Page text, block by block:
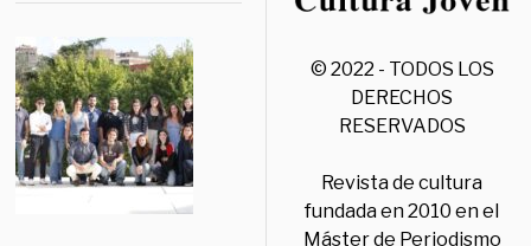
© 2022 - TODOS LOS
DERECHOS
RESERVADOS
Revista de cultura
fundada en 2010 en el
Máster de Periodismo